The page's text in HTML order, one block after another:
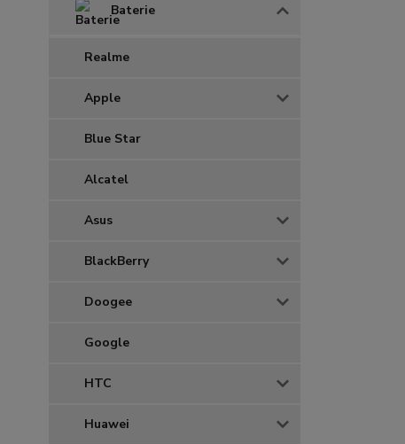
Baterie
Realme
Apple
Blue Star
Alcatel
Asus
BlackBerry
Doogee
Google
HTC
Huawei